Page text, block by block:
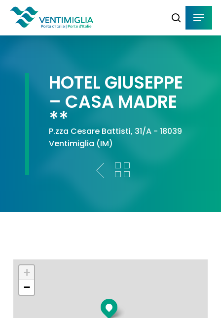
Skip
cerca
Menu
HOTEL GIUSEPPE
– CASA MADRE
**
P.zza Cesare Battisti, 31/A - 18039
Ventimiglia (IM)
+
−
Menu